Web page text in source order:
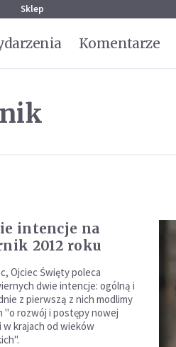
Sklep
Komentarze
intencje na
2012 roku
Ojciec Święty poleca
dwie intencje: ogólną i
z pierwszą z nich modlimy
"o rozwój i postępy nowej
w krajach od wieków